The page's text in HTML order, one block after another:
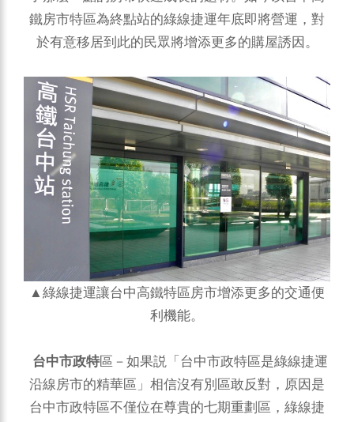
鐵房市特區為終點站的綠線捷運年底即將營運，對
於有意移居到此的民眾將增添更多的購屋誘因。
▲綠線捷運讓台中高鐵特區房市增添更多的交通便
利機能。
台中市政特區－如果説「台中市政特區是綠線捷運
沿線房市的精華區」相信沒有別區敢反對，原因是
台中市政特區不僅位在尊貴的七期重劃區，綠線捷